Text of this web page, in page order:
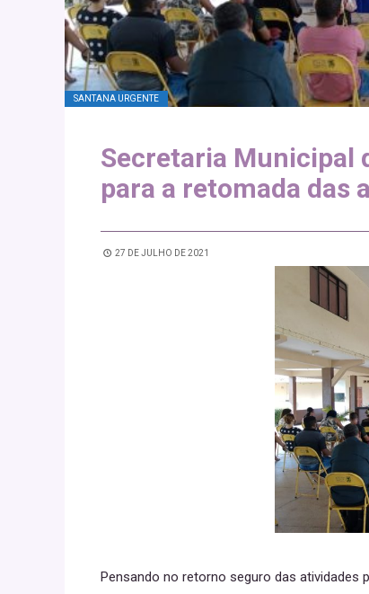
SANTANA URGENTE
Secretaria Municipal
para a retomada das
27 DE JULHO DE 2021
Pensando no retorno seguro das atividades